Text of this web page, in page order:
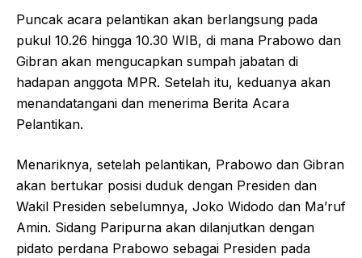
Puncak acara pelantikan akan berlangsung pada
pukul 10.26 hingga 10.30 WIB, di mana Prabowo dan
Gibran akan mengucapkan sumpah jabatan di
hadapan anggota MPR. Setelah itu, keduanya akan
menandatangani dan menerima Berita Acara
Pelantikan.
Menariknya, setelah pelantikan, Prabowo dan Gibran
akan bertukar posisi duduk dengan Presiden dan
Wakil Presiden sebelumnya, Joko Widodo dan Ma’ruf
Amin. Sidang Paripurna akan dilanjutkan dengan
pidato perdana Prabowo sebagai Presiden pada